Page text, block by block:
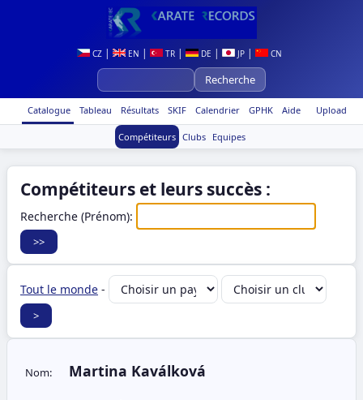
CZ| EN | TR| DE | JP| CN
Upload
Catalogue Tableau Résultats SKIF Calendrier GPHK Aide
Compétiteurs Clubs Equipes
Compétiteurs et leurs succès :
Recherche (Prénom):
Tout le monde -
Nom: Martina Kaválková